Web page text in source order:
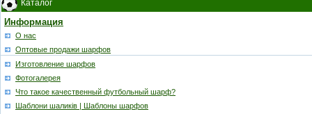
Каталог
Информация
О нас
Оптовые продажи шарфов
Изготовление шарфов
Фотогалерея
Что такое качественный футбольный шарф?
Шаблони шаликів | Шаблоны шарфов